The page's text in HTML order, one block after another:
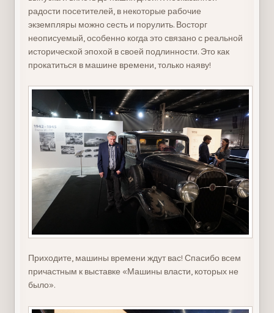
радости посетителей, в некоторые рабочие
экземпляры можно сесть и порулить. Восторг
неописуемый, особенно когда это связано с реальной
исторической эпохой в своей подлинности. Это как
прокатиться в машине времени, только наяву!
Приходите, машины времени ждут вас! Спасибо всем
причастным к выставке «Машины власти, которых не
было».